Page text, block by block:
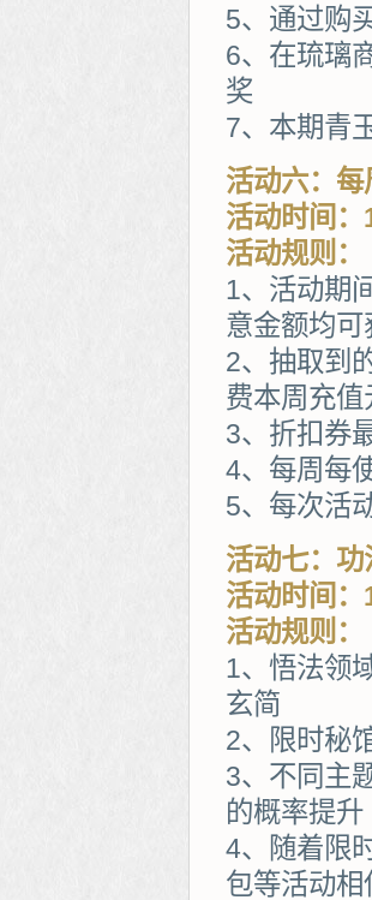
5、通过购
6、在琉璃
奖
7、本期青
活动六：每
活动时间
活动规则：
1、活动期
意金额均
2、抽取到
费本周充
3、折扣券
4、每周每
5、每次活
活动七：功
活动时间
活动规则：
1、悟法领
玄简
2、限时秘
3、不同主
的概率提升
4、随着限
包等活动相